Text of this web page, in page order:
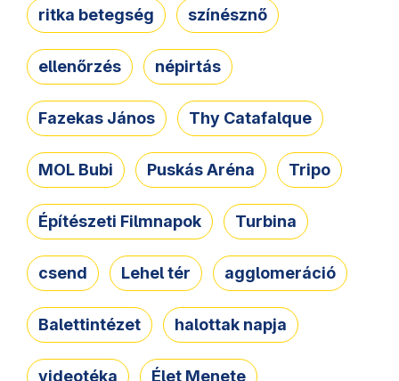
ritka betegség színésznő
ellenőrzés népirtás
Fazekas János Thy Catafalque
MOL Bubi Puskás Aréna Tripo
Építészeti Filmnapok Turbina
csend Lehel tér agglomeráció
Balettintézet halottak napja
videotéka Élet Menete